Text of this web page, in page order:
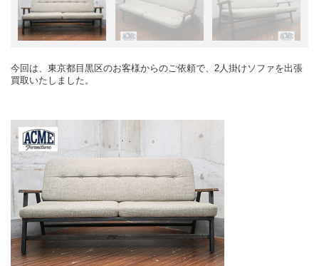
今回は、東京都目黒区のお客様からのご依頼で、2人掛けソファを出張
買取いたしました。